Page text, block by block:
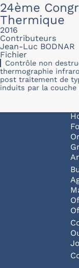
24ème
Thermique
2016
Contributeurs
Jean-Luc BODNAR
Fichier
Contrôle non
thermographie
post traitement de
induits par la couche